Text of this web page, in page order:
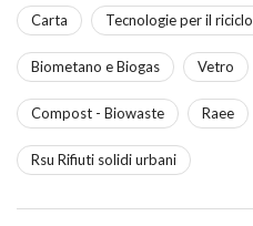
Carta Tecnologie per il riciclo
Biometano e Biogas Vetro
Compost - Biowaste Raee
Rsu Rifiuti solidi urbani